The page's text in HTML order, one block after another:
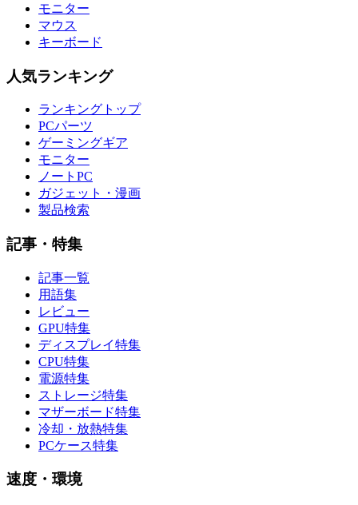
モニター
マウス
キーボード
人気ランキング
ランキングトップ
PCパーツ
ゲーミングギア
モニター
ノートPC
ガジェット・漫画
製品検索
記事・特集
記事一覧
用語集
レビュー
GPU特集
ディスプレイ特集
CPU特集
電源特集
ストレージ特集
マザーボード特集
冷却・放熱特集
PCケース特集
速度・環境